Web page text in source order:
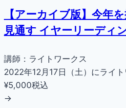
【アーカイブ版】今年
見通す イヤーリーディ
講師：ライトワークス
2022年12月17日（土）にライ
¥5,000税込
→